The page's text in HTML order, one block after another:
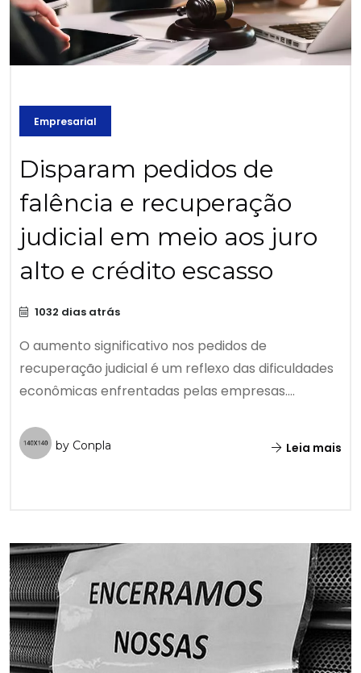
Empresarial
Disparam pedidos de
falência e recuperação
judicial em meio aos juro
alto e crédito escasso
1032 dias atrás
O aumento significativo nos pedidos de
recuperação judicial é um reflexo das dificuldades
econômicas enfrentadas pelas empresas....
by Conpla Leia mais